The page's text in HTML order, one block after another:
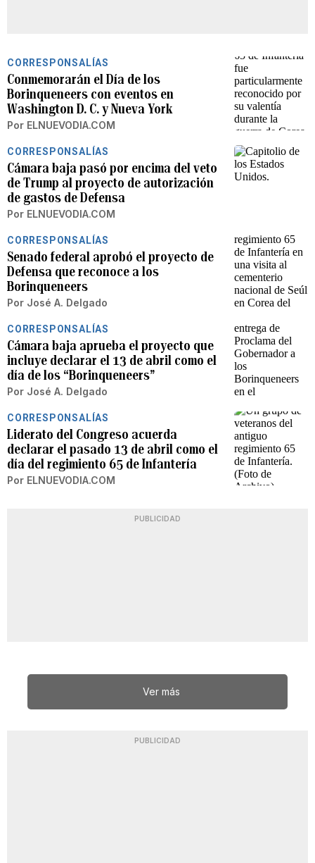
CORRESPONSALÍAS
Conmemorarán el Día de los
Borinqueneers con eventos en
Washington D. C. y Nueva York
Por ELNUEVODIA.COM
CORRESPONSALÍAS
Cámara baja pasó por encima del veto
de Trump al proyecto de autorización
de gastos de Defensa
Por ELNUEVODIA.COM
CORRESPONSALÍAS
Senado federal aprobó el proyecto de
Defensa que reconoce a los
Borinqueneers
Por José A. Delgado
CORRESPONSALÍAS
Cámara baja aprueba el proyecto que
incluye declarar el 13 de abril como el
día de los “Borinqueneers”
Por José A. Delgado
CORRESPONSALÍAS
Liderato del Congreso acuerda
declarar el pasado 13 de abril como el
día del regimiento 65 de Infantería
Por ELNUEVODIA.COM
PUBLICIDAD
Ver más
PUBLICIDAD